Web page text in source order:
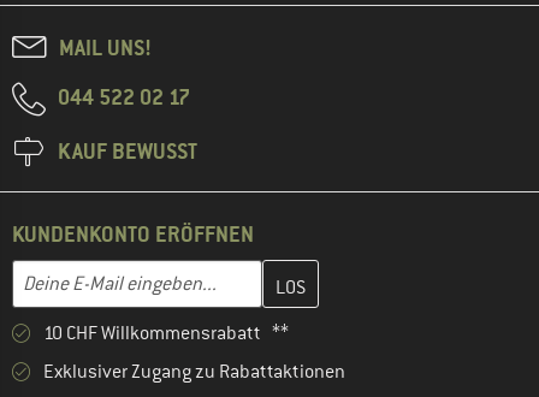
MAIL UNS!
044 522 02 17
KAUF BEWUSST
KUNDENKONTO ERÖFFNEN
E-Mail-Adresse
Gib hier deine E-Mail-Adresse ein und erstelle im nächsten
10 CHF Willkommensrabatt **
Exklusiver Zugang zu Rabattaktionen